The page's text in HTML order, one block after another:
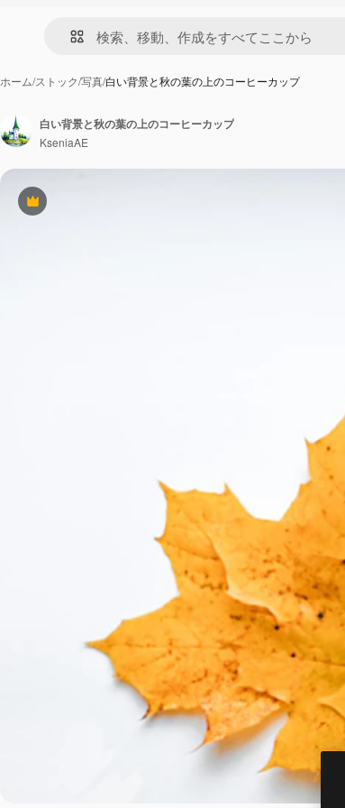
ホーム/ストック/写真/白い背景と秋の葉の上のコーヒーカップ
Premium
白い背景と秋の葉の上のコーヒーカップ
KseniaAE